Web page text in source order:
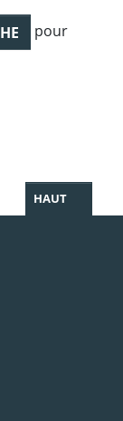
pour
Facebook
profil Twitter
par WhatsApp
HAUT